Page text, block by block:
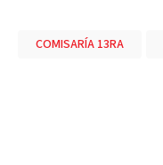
COMISARÍA 13RA